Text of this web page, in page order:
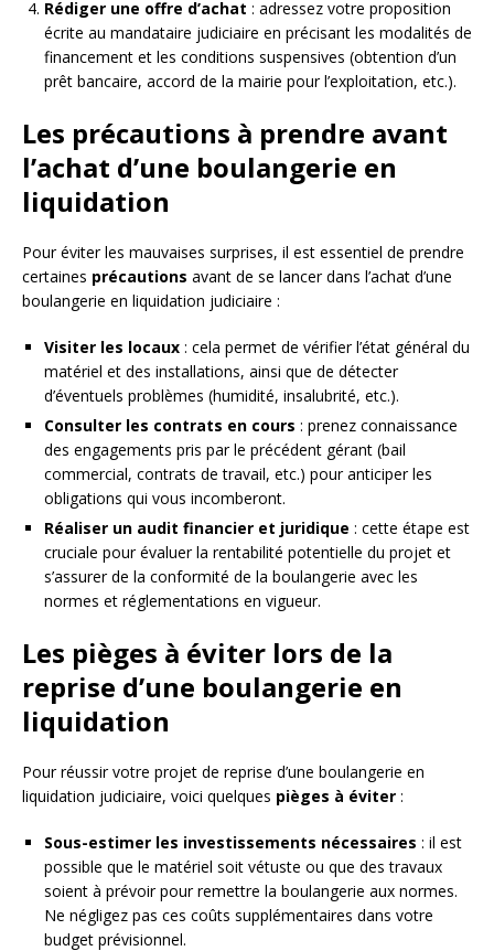
Rédiger une offre d’achat : adressez votre proposition
écrite au mandataire judiciaire en précisant les modalités de
financement et les conditions suspensives (obtention d’un
prêt bancaire, accord de la mairie pour l’exploitation, etc.).
Les précautions à prendre avant
l’achat d’une boulangerie en
liquidation
Pour éviter les mauvaises surprises, il est essentiel de prendre
certaines précautions avant de se lancer dans l’achat d’une
boulangerie en liquidation judiciaire :
Visiter les locaux : cela permet de vérifier l’état général du
matériel et des installations, ainsi que de détecter
d’éventuels problèmes (humidité, insalubrité, etc.).
Consulter les contrats en cours : prenez connaissance
des engagements pris par le précédent gérant (bail
commercial, contrats de travail, etc.) pour anticiper les
obligations qui vous incomberont.
Réaliser un audit financier et juridique : cette étape est
cruciale pour évaluer la rentabilité potentielle du projet et
s’assurer de la conformité de la boulangerie avec les
normes et réglementations en vigueur.
Les pièges à éviter lors de la
reprise d’une boulangerie en
liquidation
Pour réussir votre projet de reprise d’une boulangerie en
liquidation judiciaire, voici quelques pièges à éviter :
Sous-estimer les investissements nécessaires : il est
possible que le matériel soit vétuste ou que des travaux
soient à prévoir pour remettre la boulangerie aux normes.
Ne négligez pas ces coûts supplémentaires dans votre
budget prévisionnel.